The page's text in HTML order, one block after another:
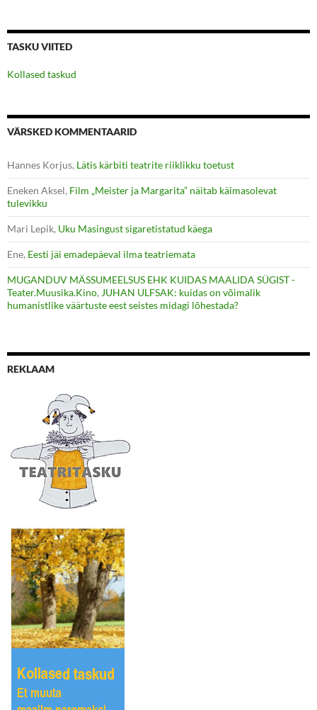
TASKU VIITED
Kollased taskud
VÄRSKED KOMMENTAARID
Hannes Korjus, Lätis kärbiti teatrite riiklikku toetust
Eneken Aksel, Film „Meister ja Margarita” näitab käimasolevat
tulevikku
Mari Lepik, Uku Masingust sigaretistatud käega
Ene, Eesti jäi emadepäeval ilma teatriemata
MUGANDUV MÄSSUMEELSUS EHK KUIDAS MAALIDA SÜGIST -
Teater.Muusika.Kino, JUHAN ULFSAK: kuidas on võimalik
humanistlike väärtuste eest seistes midagi lõhestada?
REKLAAM